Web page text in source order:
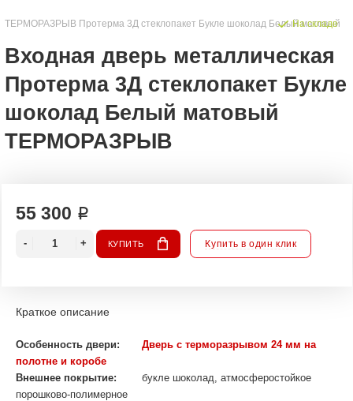
ТЕРМОРАЗРЫВ Протерма 3Д стеклопакет Букле шоколад Белый матовый
Входная дверь металлическая
Протерма 3Д стеклопакет Букле
шоколад Белый матовый
ТЕРМОРАЗРЫВ
На складе
55 300 ₽
КУПИТЬ Купить в один клик
Краткое описание
Особенность двери:
Дверь с терморазрывом 24 мм на
полотне и коробе
Внешнее покрытие:
букле шоколад, атмосферостойкое
порошково-полимерное